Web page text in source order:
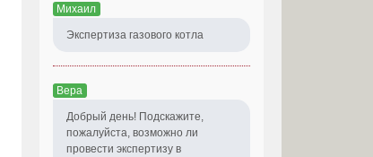
Михаил
Экспертиза газового котла
Вера
Добрый день! Подскажите,
пожалуйста, возможно ли
провести экспертизу в